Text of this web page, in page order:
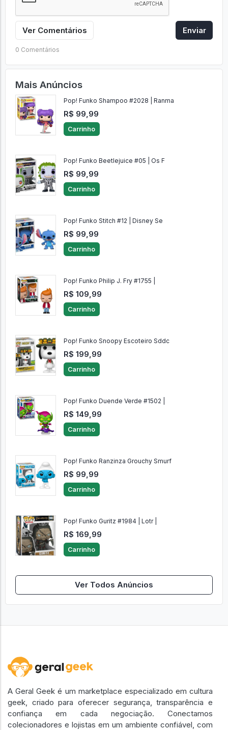
Ver Comentários Enviar
0 Comentários
Mais Anúncios
Pop! Funko Shampoo #2028 | Ranma
R$ 99,99
Carrinho
Pop! Funko Beetlejuice #05 | Os F
R$ 99,99
Carrinho
Pop! Funko Stitch #12 | Disney Se
R$ 99,99
Carrinho
Pop! Funko Philip J. Fry #1755 |
R$ 109,99
Carrinho
Pop! Funko Snoopy Escoteiro Sddc
R$ 199,99
Carrinho
Pop! Funko Duende Verde #1502 |
R$ 149,99
Carrinho
Pop! Funko Ranzinza Grouchy Smurf
R$ 99,99
Carrinho
Pop! Funko Guritz #1984 | Lotr |
R$ 169,99
Carrinho
Ver Todos Anúncios
A Geral Geek é um marketplace especializado em cultura
geek, criado para oferecer segurança, transparência e
confiança em cada negociação. Conectamos
colecionadores e lojistas em um ambiente confiável, com